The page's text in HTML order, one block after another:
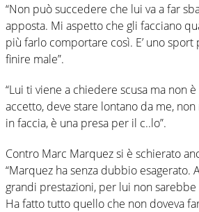
“Non può succedere che lui va a far
apposta. Mi aspetto che gli facciano
più farlo comportare così. E’ uno sport
finire male”.
“Lui ti viene a chiedere scusa ma non
accetto, deve stare lontano da me,
in faccia, è una presa per il c..lo”.
Contro Marc Marquez si è schierato
“Marquez ha senza dubbio esagerato.
grandi prestazioni, per lui non
Ha fatto tutto quello che non doveva